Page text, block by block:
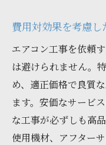
費用対効果を考慮し
エアコン工事を依頼
は避けられません。
め、適正価格で良質
ます。安価なサービ
な工事が必ずしも高
使用機材、アフター